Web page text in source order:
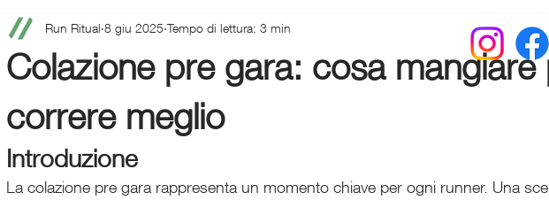
Iniziare a correre Infortuni Abbigliamento runner
Colazione pre gara: cosa mangiare
correre meglio
Run Ritual 8 giu 2025 Tempo di lettura: 3 min
Introduzione
La colazione pre gara rappresenta un momento chiave per ogni runner. Una